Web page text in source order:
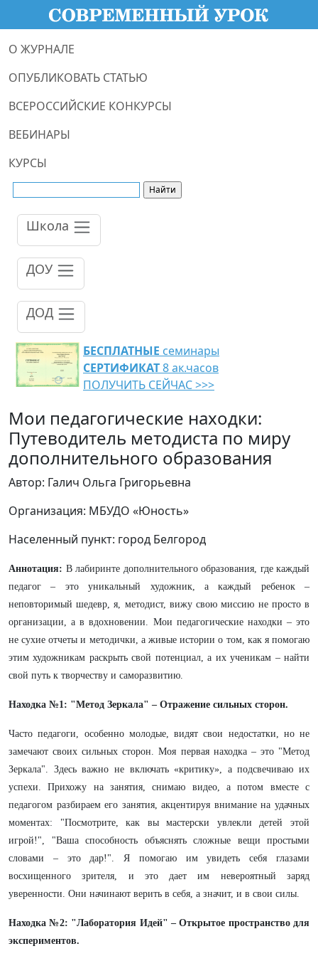
О ЖУРНАЛЕ
ОПУБЛИКОВАТЬ СТАТЬЮ
ВСЕРОССИЙСКИЕ КОНКУРСЫ
ВЕБИНАРЫ
КУРСЫ
Школа
ДОУ
ДОД
БЕСПЛАТНЫЕ семинары
СЕРТИФИКАТ8 ак.часов
ПОЛУЧИТЬ СЕЙЧАС >>>
Мои педагогические находки:
Путеводитель методиста по миру
дополнительного образования
Автор: Галич Ольга Григорьевна
Организация: МБУДО «Юность»
Населенный пункт: город Белгород
Аннотация: В лабиринте дополнительного образования, где каждый
педагог – это уникальный художник, а каждый ребенок –
неповторимый шедевр, я, методист, вижу свою миссию не просто в
организации, а в вдохновении. Мои педагогические находки – это
не сухие отчеты и методички, а живые истории о том, как я помогаю
этим художникам раскрыть свой потенциал, а их ученикам – найти
свой путь к творчеству и саморазвитию.
Находка №1: "Метод Зеркала" – Отражение сильных сторон.
Часто педагоги, особенно молодые, видят свои недостатки, но не
замечают своих сильных сторон. Моя первая находка – это "Метод
Зеркала". Здесь важно не включать «критику», а подсвечиваю их
успехи. Прихожу на занятия, снимаю видео, а потом вместе с
педагогом разбираем его занятия, акцентируя внимание на удачных
моментах: "Посмотрите, как вы мастерски увлекли детей этой
игрой!", "Ваша способность объяснять сложные вещи простыми
словами – это дар!". Я помогаю им увидеть себя глазами
восхищенного зрителя, и это дает им невероятный заряд
уверенности. Они начинают верить в себя, а значит, и в свои силы.
Находка №2: "Лаборатория Идей" – Открытое пространство для
экспериментов.